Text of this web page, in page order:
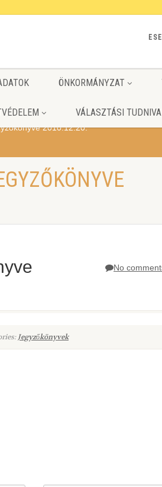
ÖNKORMÁNYZAT
VÁLASZTÁSI
2010.12.20.
No
Jegyzőkönyvek